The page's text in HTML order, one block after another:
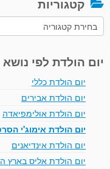
קטגוריות
קטגוריות
יום הולדת לפי נושא
יום הולדת כללי
יום הולדת אבירים
יום הולדת אולימפיאדה
יום הולדת אימוג'י
יום הולדת אינדיאנים
יום הולדת אליס בארץ